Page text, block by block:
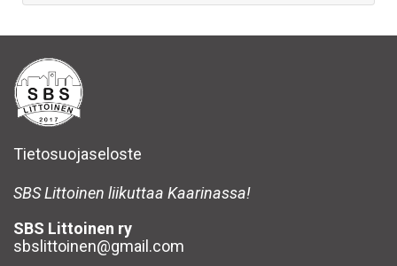
Tietosuojaseloste
SBS Littoinen liikuttaa Kaarinassa!
SBS Littoinen ry
sbslittoinen@gmail.com